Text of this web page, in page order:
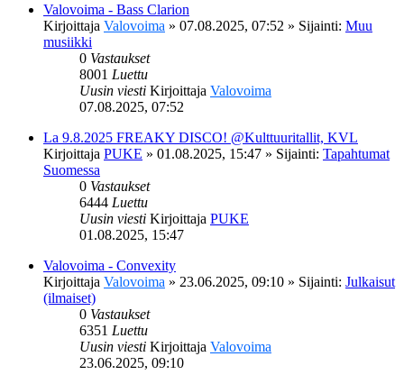
Valovoima - Bass Clarion
Kirjoittaja Valovoima » 07.08.2025, 07:52 » Sijainti: Muu
musiikki
0 Vastaukset
8001 Luettu
Uusin viesti Kirjoittaja Valovoima
07.08.2025, 07:52
La 9.8.2025 FREAKY DISCO! @Kulttuuritallit, KVL
Kirjoittaja PUKE » 01.08.2025, 15:47 » Sijainti: Tapahtumat
Suomessa
0 Vastaukset
6444 Luettu
Uusin viesti Kirjoittaja PUKE
01.08.2025, 15:47
Valovoima - Convexity
Kirjoittaja Valovoima » 23.06.2025, 09:10 » Sijainti: Julkaisut
(ilmaiset)
0 Vastaukset
6351 Luettu
Uusin viesti Kirjoittaja Valovoima
23.06.2025, 09:10